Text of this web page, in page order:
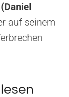
auf seinem